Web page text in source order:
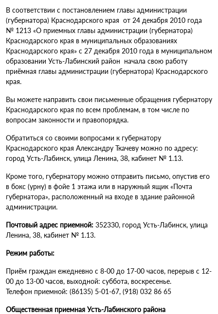
В соответствии с постановлением главы администрации
(губернатора) Краснодарского края от 24 декабря 2010 года
№ 1213 «О приемных главы администрации (губернатора)
Краснодарского края в муниципальных образованиях
Краснодарского края» с 27 декабря 2010 года в муниципальном
образовании Усть-Лабинский район начала свою работу
приёмная главы администрации (губернатора) Краснодарского
края.
Вы можете направить свои письменные обращения губернатору
Краснодарского края по всем проблемам, в том числе по
вопросам законности и правопорядка.
Обратиться со своими вопросами к губернатору
Краснодарского края Александру Ткачеву можно по адресу:
город Усть-Лабинск, улица Ленина, 38, кабинет № 1.13.
Кроме того, губернатору можно отправить письмо, опустив его
в бокс (урну) в фойе 1 этажа или в наружный ящик «Почта
губернатора», расположенный на входе в здание районной
администрации.
Почтовый адрес приемной: 352330, город Усть-Лабинск, улица
Ленина, 38, кабинет № 1.13.
Режим работы:
Приём граждан ежедневно с 8-00 до 17-00 часов, перерыв с 12-
00 до 13-00 часов, выходной: суббота, воскресенье.
Телефон приемной: (86135) 5-01-67, (918) 032 86 65
Общественная приемная Усть-Лабинского района